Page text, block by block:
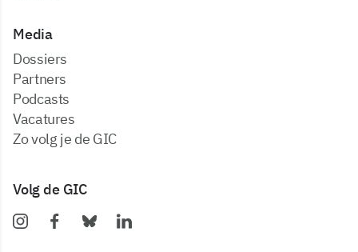
Media
dossiers
partners
podcasts
vacatures
zo volg je de GIC
Volg de GIC